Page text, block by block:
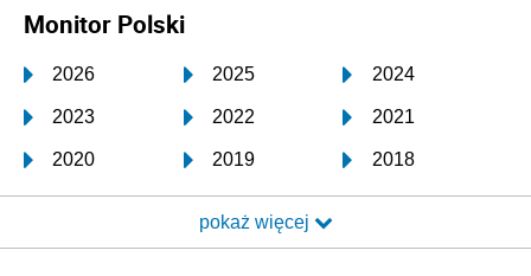
Monitor Polski
2026 2025 2024
2023 2022 2021
2020 2019 2018
2017 2016 2015
2014 2013 2012
pokaż więcej